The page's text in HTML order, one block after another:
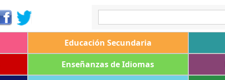
Educación Secundaria
Enseñanzas de Idiomas